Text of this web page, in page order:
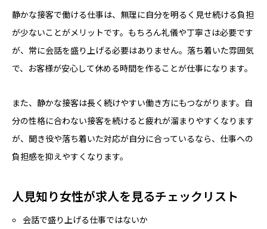
静かな接客で働ける仕事は、無理に自分を明るく見せ続ける負担
が少ないことがメリットです。もちろん礼儀や丁寧さは必要です
が、常に会話を盛り上げる必要はありません。落ち着いた雰囲気
で、お客様が安心して休める時間を作ることが仕事になります。
また、静かな接客は長く続けやすい働き方にもつながります。自
分の性格に合わない接客を続けると疲れが溜まりやすくなります
が、聞き役や落ち着いた対応が自分に合っているなら、仕事への
負担感を抑えやすくなります。
人見知り女性が求人を見るチェックリスト
会話で盛り上げる仕事ではないか